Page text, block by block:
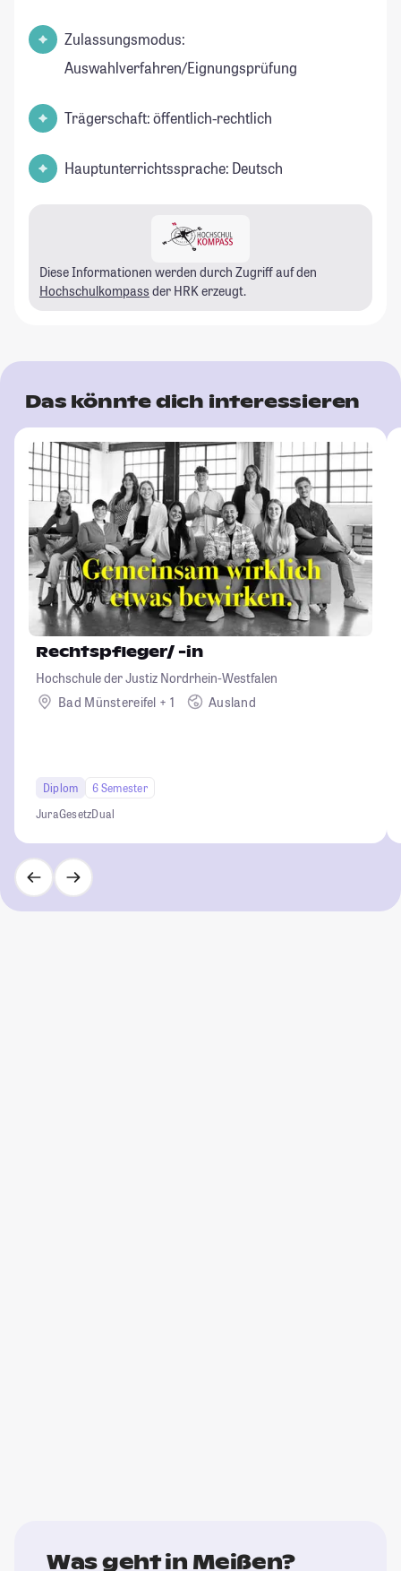
Zulassungsmodus:
Auswahlverfahren/Eignungsprüfung
Trägerschaft: öffentlich-rechtlich
Hauptunterrichtssprache: Deutsch
Diese Informationen werden durch Zugriff auf den
Hochschulkompass der HRK erzeugt.
Das könnte dich interessieren
Rechtspfleger/ -in
Hochschule der Justiz Nordrhein-Westfalen
Bad Münstereifel + 1
Ausland
Diplom
6 Semester
JuraGesetzDual
Was geht in Meißen?